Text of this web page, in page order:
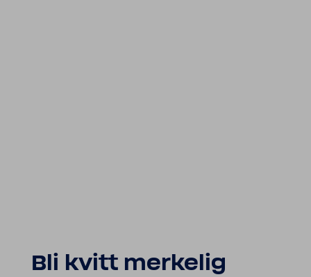
Bli kvitt merkelig